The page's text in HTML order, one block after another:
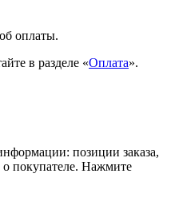
оплаты.
в разделе «Оплата».
позиции заказа,
покупателе. Нажмите